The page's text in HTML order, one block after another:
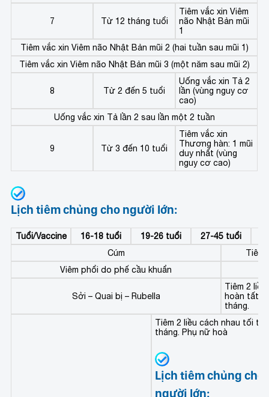
7 Từ 12 tháng tuổi
Tiêm vắc xin Viêm
não Nhật Bản mũi
1
Tiêm vắc xin Viêm não Nhật Bản mũi 2 (hai tuần sau mũi 1)
Tiêm vắc xin Viêm não Nhật Bản mũi 3 (một năm sau mũi 2)
8 Từ 2 đến 5 tuổi
Uống vắc xin Tả 2
lần (vùng nguy cơ
cao)
Uống vắc xin Tả lần 2 sau lần một 2 tuần
9 Từ 3 đến 10 tuổi
Tiêm vắc xin
Thương hàn: 1 mũi
duy nhất (vùng
nguy cơ cao)
Lịch tiêm chủng cho người lớn:
Tuổi/Vaccine 16-18 tuổi 19-26 tuổi 27-45 tuổi
Cúm
Tiêm
Viêm phổi do phế cầu khuẩn
Sởi – Quai bị – Rubella
Tiêm 2
hoàn tất
tháng.
Tiêm 2 liều cách nhau tối
tháng. Phụ nữ hoà
Lịch tiêm chủng cho
người lớn: